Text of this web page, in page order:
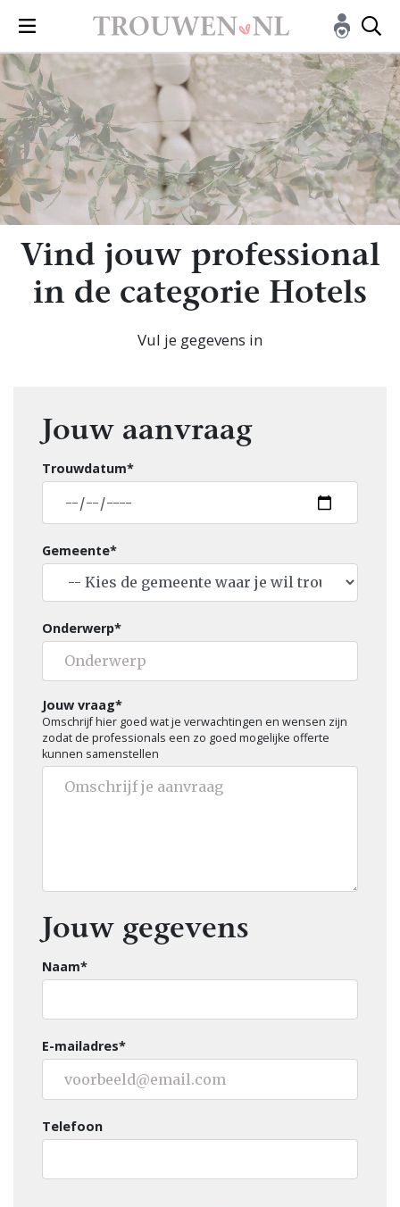
Vind jouw professional
in de categorie Hotels
Vul je gegevens in
Jouw aanvraag
Trouwdatum*
Gemeente*
Onderwerp*
Jouw vraag*
Omschrijf hier goed wat je verwachtingen en wensen zijn
zodat de professionals een zo goed mogelijke offerte
kunnen samenstellen
Jouw gegevens
Naam*
E-mailadres*
Telefoon